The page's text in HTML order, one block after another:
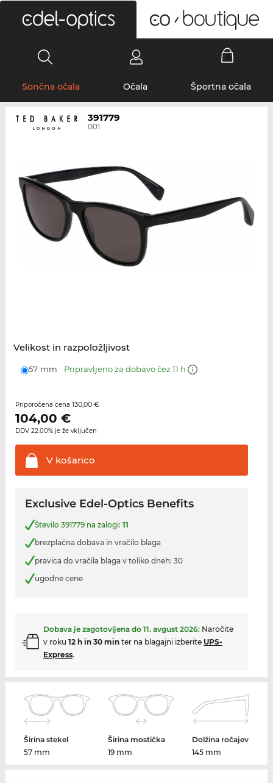
Sončna očala Očala Športna očala
391779
001
Velikost in razpoložljivost
57 mm Pripravljeno za dobavo čez 11 h
Priporočena cena 130,00 €
104,00 €
DDV 22.00% je že vključen
Vkošarico
Exclusive Edel-Optics Benefits
Število 391779 na zalogi: 11
brezplačna dobava in vračilo blaga
pravica do vračila blaga v toliko dneh: 30
ugodne cene
Dobava je zagotovljena do 11. avgust 2026: Naročite
v roku 12 h in 30 minter na blagajni izberite UPS-
Express.
Širina stekel
57 mm
Širina mostička
19 mm
Dolžina ročajev
145 mm